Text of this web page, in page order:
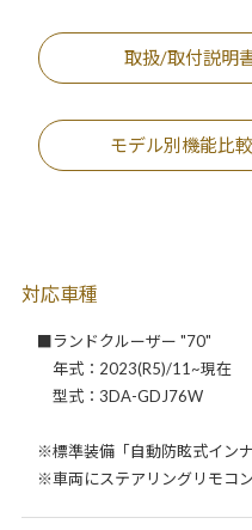
取扱/取付説明
モデル別機能比
対応車種
■ランドクルーザー "70"
年式：2023(R5)/11~現在
型式：3DA-GDJ76W
※標準装備「自動防眩式イン
※車両にステアリングリモコ